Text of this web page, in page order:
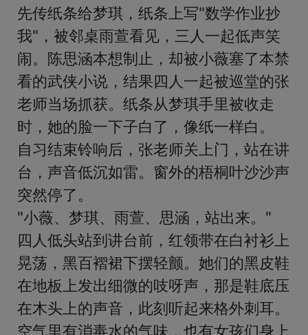
先传纸条给梦琪，纸条上写"数学作业抄
我"，被邻桌雨萱看见，三人一起低声笑
闹。陈思涵本想制止，却被小薇塞了本禁
看的武侠小说，结果四人一起被巡堂的张
老师当场抓获。纸条从梦琪手里被收走
时，她的脸一下子白了，像纸一样白。
自习结束铃响后，张老师关上门，站在讲
台，声音低沉如雷。窗外的梧桐叶沙沙声
突然停了。
"小薇、梦琪、雨萱、思涵，站出来。"
四人低头站到讲台前，红领带在白衬衫上
晃荡，黑百褶裙下摆轻颤。她们的黑皮鞋
在地板上发出细微的吱呀声，那是鞋底压
在木头上的声音，此刻听起来格外刺耳。
空气里有消毒水的气味，也有女孩们身上